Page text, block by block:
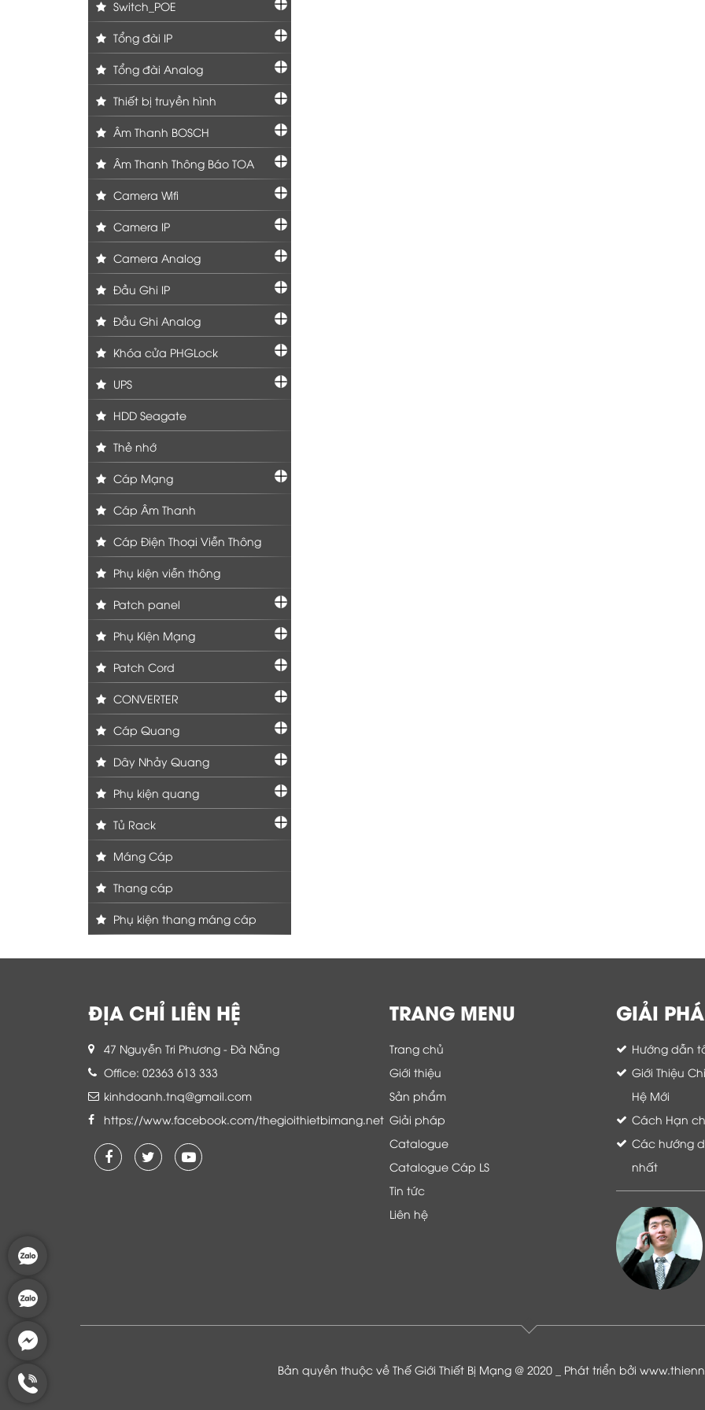
Switch_POE
Tổng đài IP
Tổng đài Analog
Thiết bị truyền hình
Âm Thanh BOSCH
Âm Thanh Thông Báo TOA
Camera Wifi
Camera IP
Camera Analog
Đầu Ghi IP
Đầu Ghi Analog
Khóa cửa PHGLock
UPS
HDD Seagate
Thẻ nhớ
Cáp Mạng
Cáp Âm Thanh
Cáp Điện Thoại Viễn Thông
Phụ kiện viễn thông
Patch panel
Phụ Kiện Mạng
Patch Cord
CONVERTER
Cáp Quang
Dây Nhảy Quang
Phụ kiện quang
Tủ Rack
Máng Cáp
Thang cáp
Phụ kiện thang máng cáp
ĐỊA CHỈ LIÊN HỆ
47 Nguyễn Tri Phương - Đà Nẵng
Office: 02363 613 333
kinhdoanh.tnq@gmail.com
https://www.facebook.com/thegioithietbimang.net
TRANG MENU
Trang chủ
Giới thiệu
Sản phẩm
Giải pháp
Catalogue
Catalogue Cáp LS
Tin tức
Liên hệ
GIẢI
Hướng dẫn
Giới Thiệu
Hệ Mới
Cách Hạn
Các hướng
nhất
tâm và tin tưởng đội ngũ kỹ thuật, chăm
sóc khách hàng luôn hỗ trợ khách hàng
Là khách hàng đang sử dụng dịch vụ của
Bản quyền thuộc về Thế Giới Thiết Bị Mạng @ 2020 _ Phát triển bởi